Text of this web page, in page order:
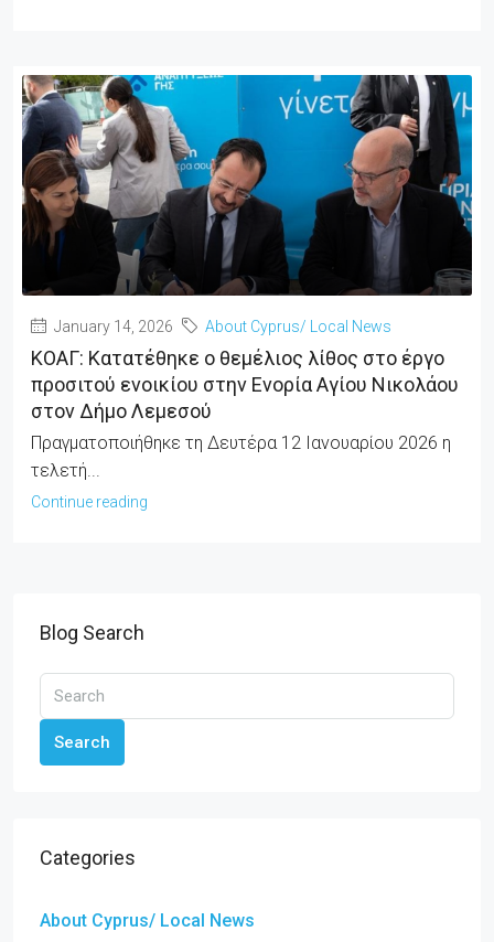
January 14, 2026 About Cyprus/ Local News
ΚΟΑΓ: Κατατέθηκε ο θεμέλιος λίθος στο έργο
προσιτού ενοικίου στην Ενορία Αγίου Νικολάου
στον Δήμο Λεμεσού
Πραγματοποιήθηκε τη Δευτέρα 12 Ιανουαρίου 2026 η
τελετή...
Continue reading
Blog Search
Search
Categories
About Cyprus/ Local News